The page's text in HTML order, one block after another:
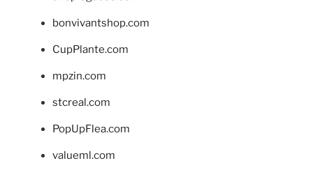
bonvivantshop.com
CupPlante.com
mpzin.com
stcreal.com
PopUpFlea.com
valueml.com